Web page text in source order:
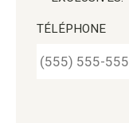
TÉLÉPHONE